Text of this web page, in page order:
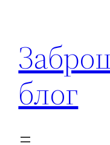
содержимому
блог